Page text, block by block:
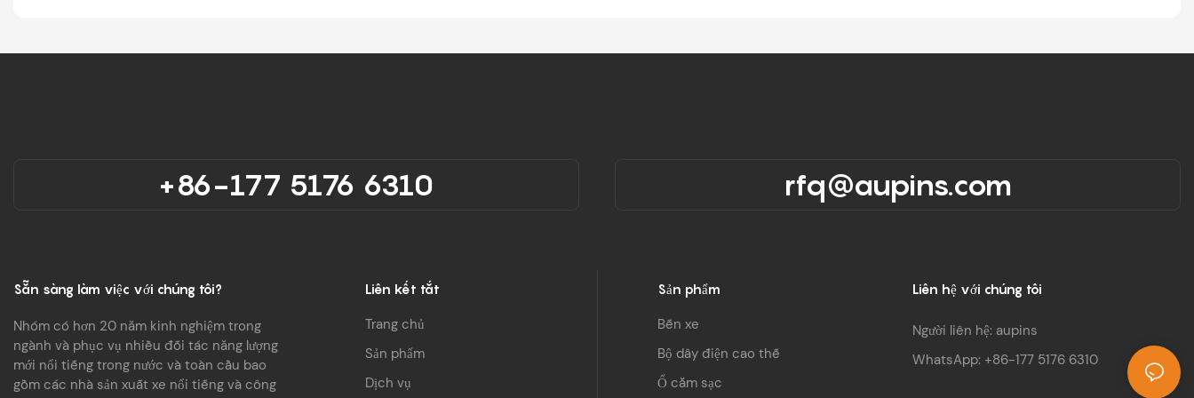
+86-177 5176 6310 rfq@aupins.com
Sẵn sàng làm việc với chúng tôi?
Nhóm có hơn 20 năm kinh nghiệm trong
ngành và phục vụ nhiều đối tác năng lượng
mới nổi tiếng trong nước và toàn cầu bao
gồm các nhà sản xuất xe nổi tiếng và công
Liên kết tắt
Trang chủ
Sản phẩm
Dịch vụ
Sản phẩm
Bến xe
Bộ dây điện cao thế
Ổ cắm sạc
Liên hệ với chúng tôi
Người liên hệ: aupins
WhatsApp: +86-177 5176 6310